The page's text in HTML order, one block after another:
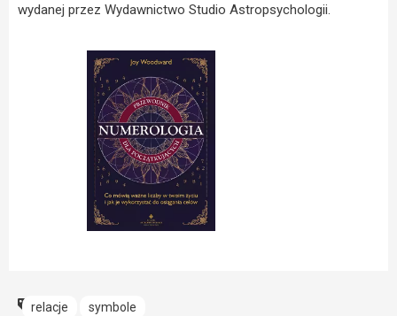
wydanej przez Wydawnictwo Studio Astropsychologii.
relacje symbole